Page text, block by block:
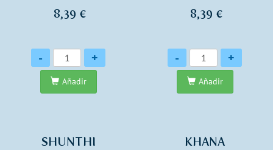
8,39 €
Cantidad
- +
Añadir
8,39 €
Cantidad
- +
Añadir
SHUNTHI KHANA